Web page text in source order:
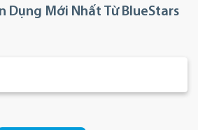
Dụng Mới Nhất Từ BlueStars